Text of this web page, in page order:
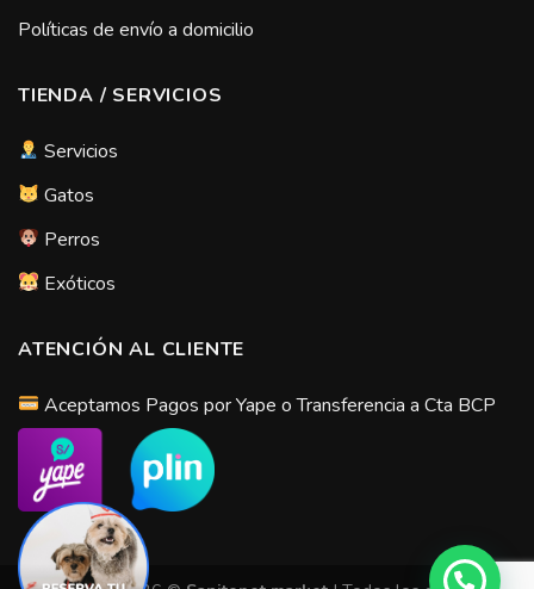
Políticas de envío a domicilio
TIENDA / SERVICIOS
Servicios
Gatos
Perros
Exóticos
ATENCIÓN AL CLIENTE
Aceptamos Pagos por Yape o Transferencia a Cta BCP